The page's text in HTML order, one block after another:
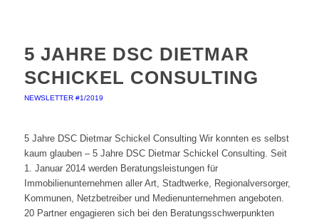
5 JAHRE DSC DIETMAR
SCHICKEL CONSULTING
NEWSLETTER #1/2019
5 Jahre DSC Dietmar Schickel Consulting Wir konnten es selbst
kaum glauben – 5 Jahre DSC Dietmar Schickel Consulting. Seit
1. Januar 2014 werden Beratungsleistungen für
Immobilienunternehmen aller Art, Stadtwerke, Regionalversorger,
Kommunen, Netzbetreiber und Medienunternehmen angeboten.
20 Partner engagieren sich bei den Beratungsschwerpunkten